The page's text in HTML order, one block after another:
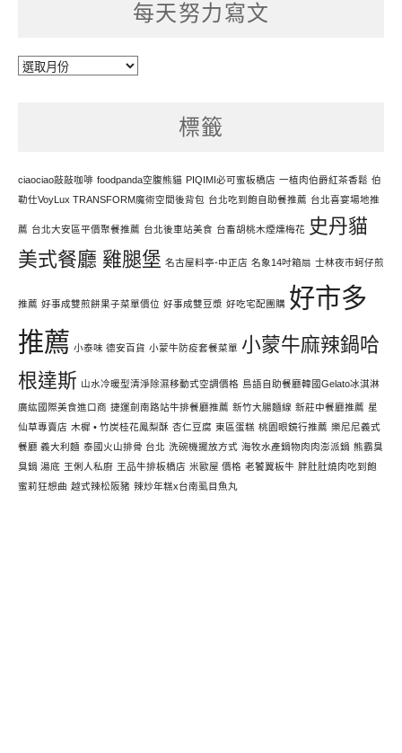
每天努力寫文
每
標籤
ciaociao敲敲咖啡 foodpanda空腹熊貓 PIQIMI必可蜜板橋店 一植肉伯爵紅茶香鬆 伯
勒仕VoyLux TRANSFORM魔術空間後背包 台北吃到飽自助餐推薦 台北喜宴場地推
薦 台北大安區平價聚餐推薦 台北後車站美食 台畜胡桃木煙燻梅花 史丹貓
美式餐廳 雞腿堡 名古屋料亭-中正店 名象14吋箱扇 士林夜市蚵仔煎
推薦 好事成雙煎餅果子菜單價位 好事成雙豆漿 好吃宅配團購 好市多
推薦 小泰味 德安百貨 小蒙牛防疫套餐菜單 小蒙牛麻辣鍋哈
根達斯 山水冷暖型清淨除濕移動式空調價格 島語自助餐廳韓國Gelato冰淇淋
廣紘國際美食進口商 捷運劍南路站牛排餐廳推薦 新竹大腸麵線 新莊中餐廳推薦 星
仙草專賣店 木樨 • 竹炭桂花鳳梨酥 杏仁豆腐 東區蛋糕 桃園眼鏡行推薦 樂尼尼義式
餐廳 義大利麵 泰國火山排骨 台北 洗碗機擺放方式 海牧水產鍋物肉肉澎派鍋 熊霸臭
臭鍋 湯底 王俐人私廚 王品牛排板橋店 米歐屋 價格 老饕翼板牛 胖肚肚燒肉吃到飽
蜜莉狂想曲 越式辣松阪豬 辣炒年糕x台南虱目魚丸